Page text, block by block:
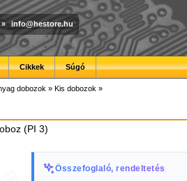
» info@hestore.hu
Cikkek Súgó
dobozok » Kis dobozok »
(PI 3)
Összefoglaló, rendeltetés